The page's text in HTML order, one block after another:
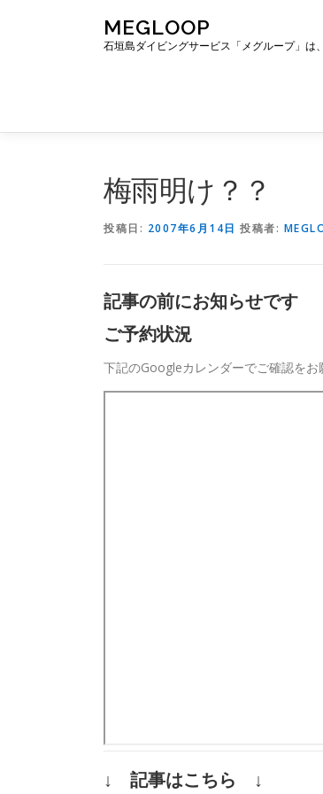
ス
MEGLOOP
石垣島ダイビングサービス「メグループ」
梅雨明け？？
投稿日: 2007年6月14日 投稿者:
記事の前にお知らせです
ご予約状況
下記のGoogleカレンダーでご確認をお
↓ 記事はこちら ↓